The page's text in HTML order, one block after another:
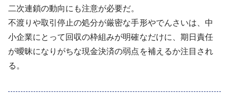
二次連鎖の動向にも注意が必要だ。
不渡りや取引停止の処分が厳密な手形やでんさいは、中
小企業にとって回収の枠組みが明確なだけに、期日責任
が曖昧になりがちな現金決済の弱点を補えるか注目され
る。